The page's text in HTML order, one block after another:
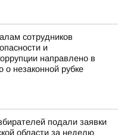
сотрудников
и
направлено в
о незаконной рубке
подали заявки
области за неделю